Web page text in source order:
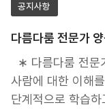
공지사항
다름다룸 전문가
∗ 다름다룸 전문
사람에 대한 이해
단계적으로 학습